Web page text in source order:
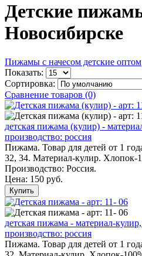
Детские
Новосибирске
Пижамы с начесом детские оптом
Показать:
Сортировка:
Сравнение товаров (0)
детская пижама (кулир) -
производство: россия
Пижама. Товар для детей от 1
32, 34. Материал-кулир. Хлопок-
Производство: Россия.
Цена: 150 руб.
Купить
детская пижама - материал-
производство: россия
Пижама. Товар для детей от 1